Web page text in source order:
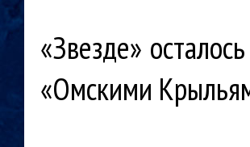
«Звезде»
«Омскими